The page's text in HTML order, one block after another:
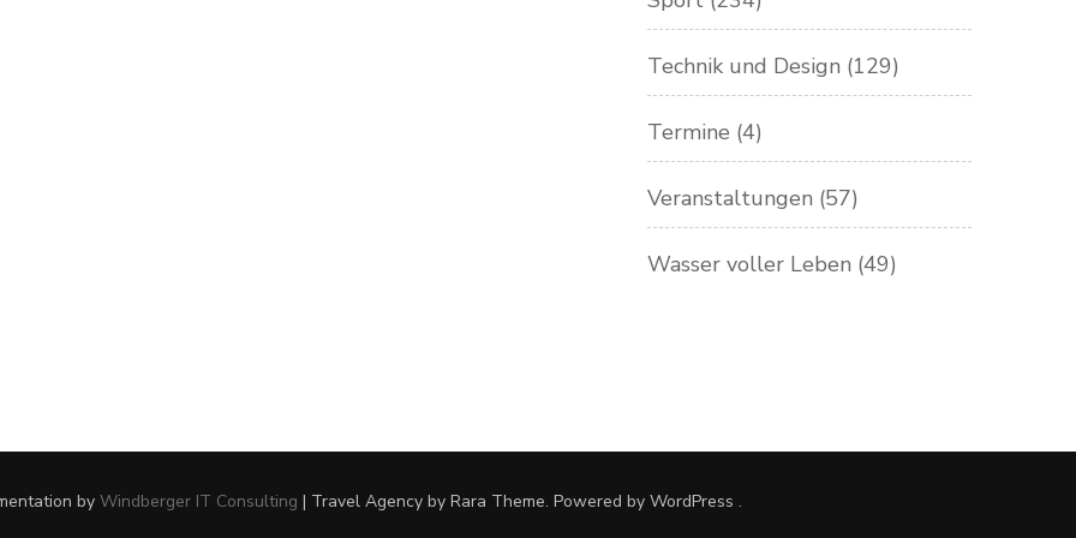
Technik und Design (129)
Termine (4)
Veranstaltungen (57)
Wasser voller Leben (49)
by Windberger IT Consulting | Travel Agencyby Rara Theme. Powered by WordPress .